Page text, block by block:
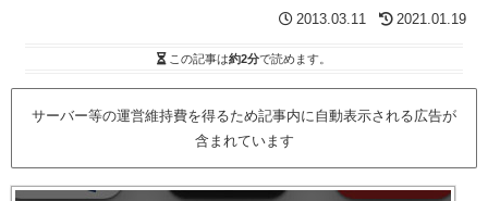
2013.03.11 2021.01.19
この記事は約2分で読めます。
サーバー等の運営維持費を得るため記事内に自動表示される広告が
含まれています